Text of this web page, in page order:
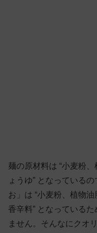
麺の原材料は “小麦粉
ょうゆ” となっている
お」は “小麦粉、植物
香辛料” となっている
ません。そんなにクオ